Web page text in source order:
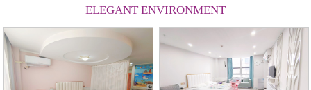
ELEGANT ENVIRONMENT